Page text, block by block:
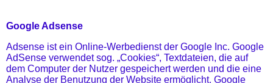
Google Adsense
Adsense ist ein Online-Werbedienst der Google Inc. Google
AdSense verwendet sog. „Cookies“, Textdateien, die auf
dem Computer der Nutzer gespeichert werden und die eine
Analyse der Benutzung der Website ermöglicht. Google